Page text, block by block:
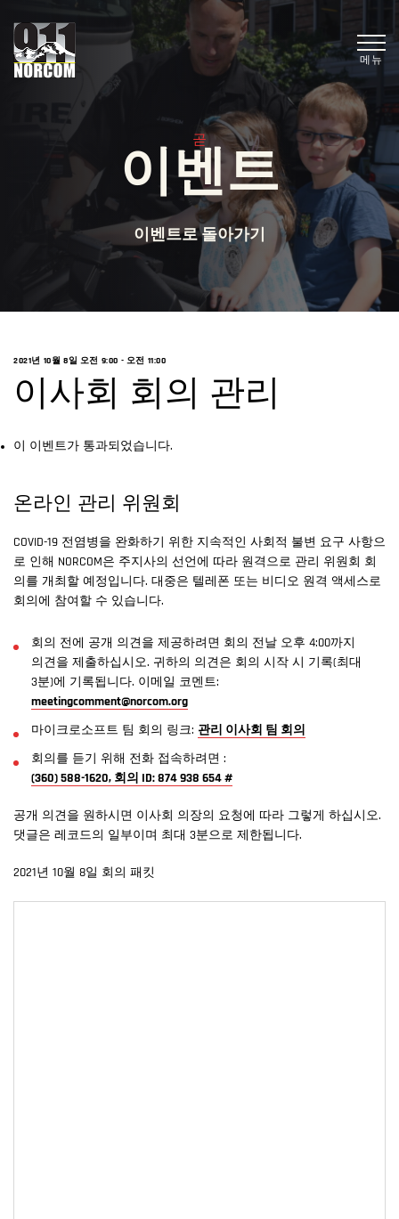
메뉴
곧
이벤트
이벤트로 돌아가기
2021년 10월 8일 오전 9:00 - 오전 11:00
이사회 회의 관리
이 이벤트가 통과되었습니다.
온라인 관리 위원회
COVID-19 전염병을 완화하기 위한 지속적인 사회적 불변 요구 사항으
로 인해 NORCOM은 주지사의 선언에 따라 원격으로 관리 위원회 회
의를 개최할 예정입니다. 대중은 텔레폰 또는 비디오 원격 액세스로
회의에 참여할 수 있습니다.
회의 전에 공개 의견을 제공하려면 회의 전날 오후 4:00까지
의견을 제출하십시오. 귀하의 의견은 회의 시작 시 기록(최대
3분)에 기록됩니다. 이메일 코멘트:
meetingcomment@norcom.org
마이크로소프트 팀 회의 링크: 관리 이사회 팀 회의
회의를 듣기 위해 전화 접속하려면 :
(360) 588-1620, 회의 ID: 874 938 654 #
공개 의견을 원하시면 이사회 의장의 요청에 따라 그렇게 하십시오.
댓글은 레코드의 일부이며 최대 3분으로 제한됩니다.
2021년 10월 8일 회의 패킷